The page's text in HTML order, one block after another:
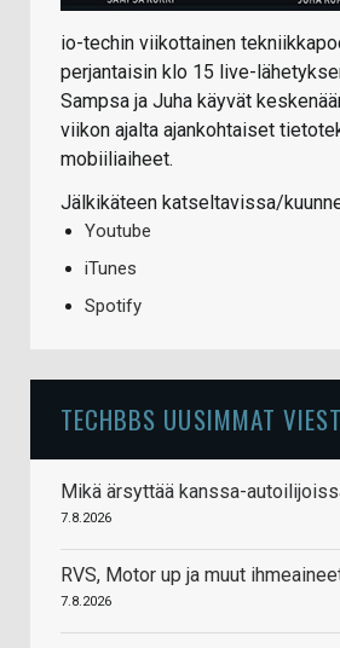
io-techin viikottainen
perjantaisin klo 15 live-
Sampsa ja Juha käyvät
viikon ajalta ajankohtaiset
mobiiliaiheet.
Jälkikäteen katseltavissa/
Youtube
iTunes
Spotify
TECHBBS UUSIMMAT
Mikä ärsyttää kanssa-
7.8.2026
RVS, Motor up ja muut
7.8.2026